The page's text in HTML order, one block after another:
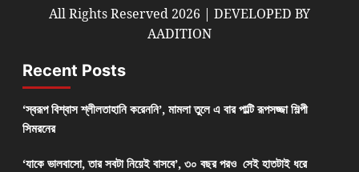
All Rights Reserved 2026 | DEVELOPED BY
AADITION
Recent Posts
‘স্বরূপ বিশ্বাস শ্লীলতাহানি করেননি’, মামলা তুলে এ বার পাল্টি রূপসজ্জা শিল্পী
সিমরনের
‘যাকে ভালবাসো, তার সবটা নিয়েই বাসবে’, ৩০ বছর পরও সেই হাতটাই ধরে